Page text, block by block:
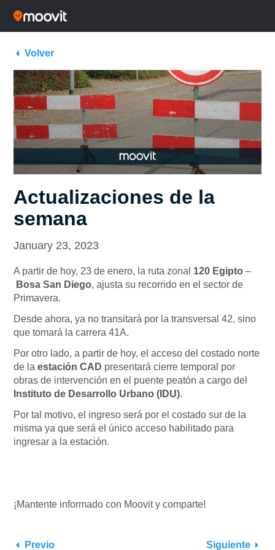
Volver
Actualizaciones de la
semana
January 23, 2023
A partir de hoy, 23 de enero, la ruta zonal 120 Egipto –
Bosa San Diego, ajusta su recorrido en el sector de
Primavera.
Desde ahora, ya no transitará por la transversal 42, sino
que tomará la carrera 41A.
Por otro lado, a partir de hoy, el acceso del costado norte
de la estación CAD presentará cierre temporal por
obras de intervención en el puente peatón a cargo del
Instituto de Desarrollo Urbano (IDU).
Por tal motivo, el ingreso será por el costado sur de la
misma ya que será el único acceso habilitado para
ingresar a la estación.
¡Mantente informado con Moovit y comparte!
Previo Siguiente